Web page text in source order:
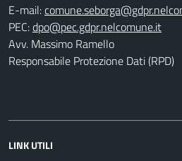
E-mail:
PEC:
Avv. Massimo Ramello
Responsabile Protezione Dati (RPD)
LINK UTILI